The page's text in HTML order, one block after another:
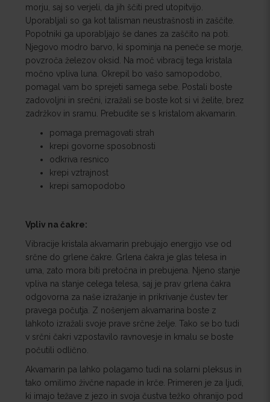
morju, saj so verjeli, da jih ščiti pred utopitvijo.
Uporabljali so ga kot talisman neustrašnosti in zaščite.
Popotniki ga uporabljajo še danes za zaščito na poti.
Njegovo modro barvo, ki spominja na peneče se morje,
povzroča železov oksid. Na moč vibracij tega kristala
močno vpliva luna. Okrepil bo vašo samopodobo,
pomagal vam bo sprejeti samega sebe. Postali boste
zadovoljni in srečni, izražali se boste kot si vi želite, brez
zadržkov in sramu. Prebudite se s kristalom akvamarin.
pomaga premagovati strah
krepi govorne sposobnosti
odkriva resnico
krepi vztrajnost
krepi samopodobo
Vpliv na čakre:
Vibracije kristala akvamarin prebujajo energijo vse od
srčne do grlene čakre. Grlena čakra je glas telesa in
uma, zato mora biti pretočna in prebujena. Njeno stanje
vpliva na stanje celega telesa, saj je prav grlena čakra
odgovorna za naše izražanje in prikrivanje čustev ter
pravega počutja. Z nošenjem akvamarina boste z
lahkoto izražali svoje prave srčne želje. Tako se bo tudi
v srčni čakri vzpostavilo ravnovesje in kmalu se boste
počutili odlično.
Akvamarin pa lahko polagamo tudi na solarni pleksus in
tako omilimo živčne napade in krče. Primeren je za ljudi,
ki imajo težave z jezo in svoja čustva težko ohranijo pod